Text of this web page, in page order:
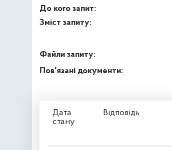
До кого запит:
Зміст запиту:
Файли запиту:
Пов'язані документи:
Дата
стану
Відповідь